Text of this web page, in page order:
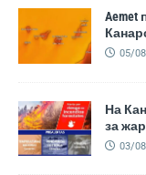
05/
На
за
03/